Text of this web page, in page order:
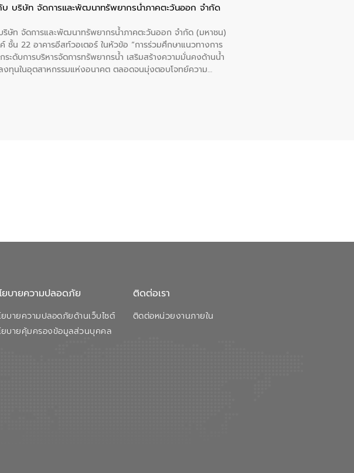
บริษัท จัดการและพัฒนาทรัพยากรน้ำภาคตะวันออก จำกัด
ษัท จัดการและพัฒนาทรัพยากรน้ำภาคตะวันออก จำกัด (มหาชน)
22 อาคารอีสท์วอเตอร์ ในหัวข้อ “การร่วมศึกษาแนวทางการ
ระดับการบริหารจัดการทรัพยากรน้ำ เสริมสร้างความมั่นคงด้านน้ำ
งทุนในอุตสาหกรรมแห่งอนาคต ตลอดจนมุ่งตอบโจทย์ความ
ยาว การประสานความร่วมมือในครั้งนี้เป็นการดึงจุดแข็งและ
ละสร้างสมดุลทางเศรษฐกิจและสิ่งแวดล้อมได้อย่างเป็นรูปธรรม
การจัดการน้ำเสีย (อจน.) ในการร่วมวางรากฐานโครงสร้างพื้น
โยชน์สูงสุดและเป็นไปตามมาตรฐานสากล
ยบายความปลอดภัย
ยบายความปลอดภัยด้านเว็บไซต์
ยบายคุ้มครองข้อมูลส่วนบุคคล
ติดต่อเรา
ติดต่อหน่วยงานภายใน